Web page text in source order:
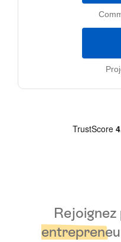
Rejoignez